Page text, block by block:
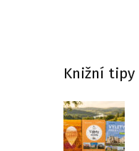
Knižní tipy